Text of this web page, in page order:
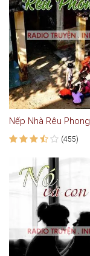
Nếp Nhà Rêu Phong
(455)